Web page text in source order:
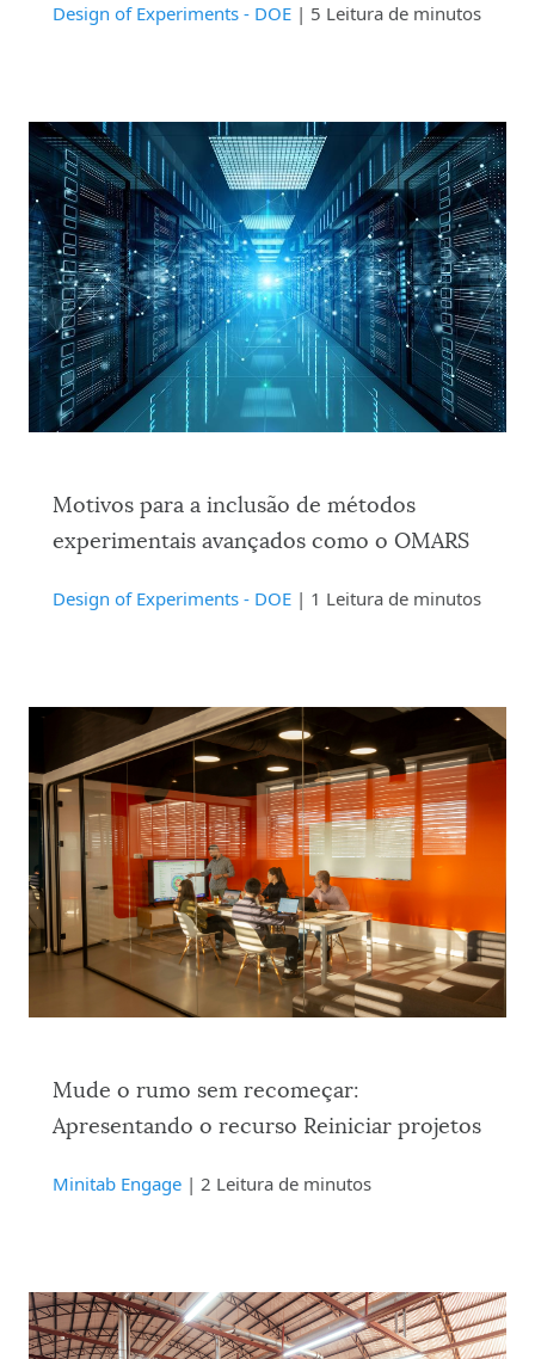
Design of Experiments - DOE | 5 Leitura de minutos
Motivos para a inclusão de métodos
experimentais avançados como o OMARS
Design of Experiments - DOE | 1 Leitura de minutos
Mude o rumo sem recomeçar:
Apresentando o recurso Reiniciar projetos
Minitab Engage | 2 Leitura de minutos